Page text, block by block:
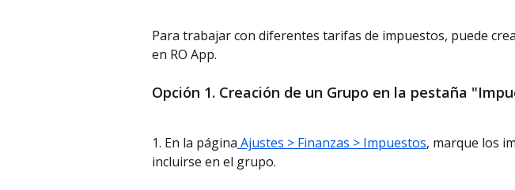
Para trabajar con diferentes tarifas de impuestos, puede
en RO App.
Opción 1. Creación de un Grupo en la pestaña
1. En la página Ajustes > Finanzas > Impuestos, marque los
incluirse en el grupo.